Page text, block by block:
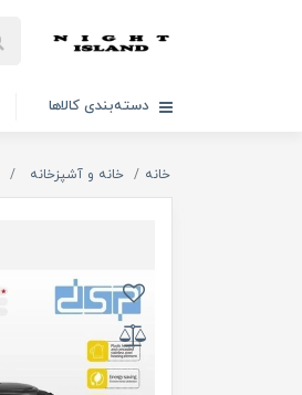
دسته‌بندی کالاها
خانه خانه و آشپزخانه